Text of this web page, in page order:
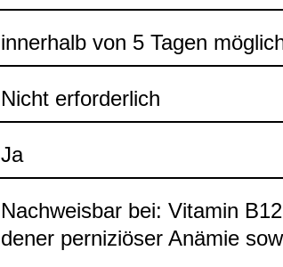
inner­halb von 5 Tagen
Nicht erfor­der­lich
Ja
Nach­weis­bar bei: Vit­amin
de­ner per­ni­ziö­ser Anämie